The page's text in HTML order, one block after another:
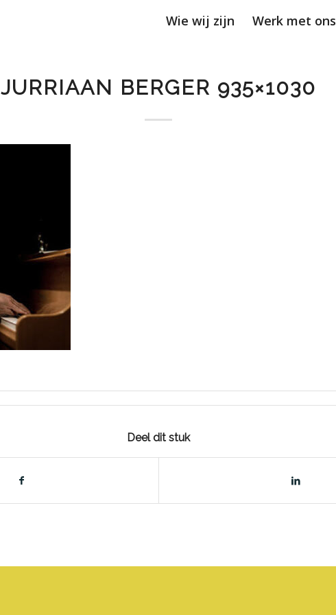
Wie wij zijn Werk met ons
JURRIAAN BERGER 935×1030
Deel dit stuk